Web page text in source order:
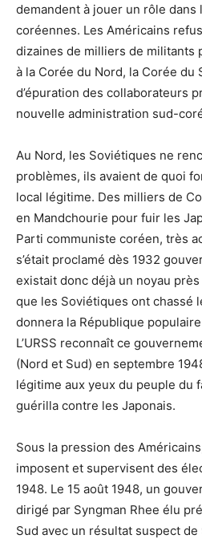
demandent à jouer un rôle dans
coréennes. Les Américains
dizaines de milliers de militants
à la Corée du Nord, la Corée du
d’épuration des collaborateurs
nouvelle administration sud-
Au Nord, les Soviétiques ne
problèmes, ils avaient de quoi
local légitime. Des milliers de
en Mandchourie pour fuir les
Parti communiste coréen, très
s’était proclamé dès 1932
existait donc déjà un noyau
que les Soviétiques ont chassé
donnera la République
L’URSS reconnaît ce
(Nord et Sud) en septembre
légitime aux yeux du peuple du
guérilla contre les Japonais.
Sous la pression des
imposent et supervisent des
1948. Le 15 août 1948, un
dirigé par Syngman Rhee élu
Sud avec un résultat suspect